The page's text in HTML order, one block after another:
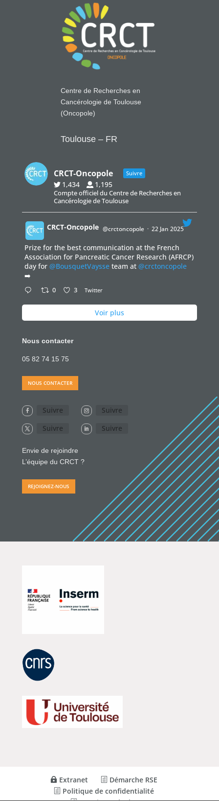
Centre de Recherches en
Cancérologie de Toulouse
(Oncopole)
Toulouse – FR
CRCT-Oncopole Suivre
1,434 1,195
Compte officiel du Centre de Recherches en
Cancérologie de Toulouse
;
CRCT-Oncopole @crctoncopole · 22 Jan 2025
Prize for the best communication at the French
Association for Pancreatic Cancer Research (AFRCP)
day for @BousquetVaysseteam at @crctoncopole
➡️
0 3 Twitter
Voir plus
Nous contacter
05 82 74 15 75
NOUS CONTACTER
Suivre
Suivre
Suivre
Suivre
Envie de rejoindre
L’équipe du CRCT ?
REJOIGNEZ-NOUS
Extranet
Démarche RSE
Politique de confidentialité